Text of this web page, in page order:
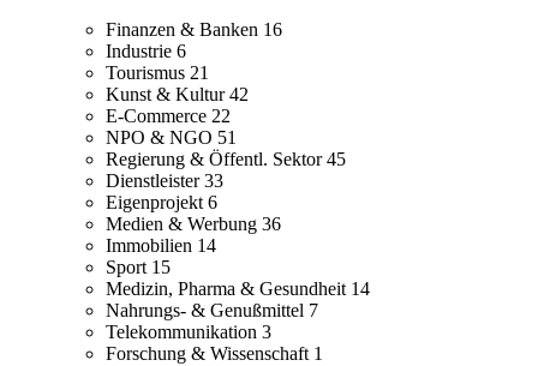
Finanzen & Banken 16
Industrie 6
Tourismus 21
Kunst & Kultur42
E-Commerce 22
NPO & NGO 51
Regierung & Öffentl. Sektor45
Dienstleister33
Eigenprojekt 6
Medien & Werbung 36
Immobilien 14
Sport 15
Medizin, Pharma & Gesundheit 14
Nahrungs- & Genußmittel 7
Telekommunikation 3
Forschung & Wissenschaft 1